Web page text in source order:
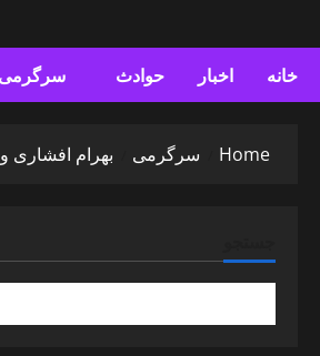
خانه اخبار حوادث سرگرمی
Home سرگرمی بهرام افشاری